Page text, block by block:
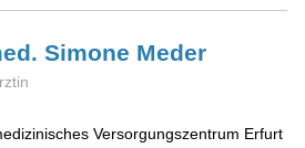
Simone Meder
Versorgungszentrum Erfurt